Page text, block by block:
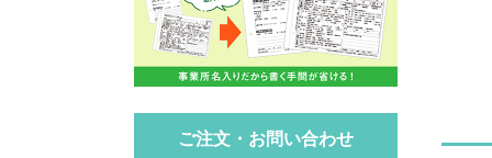
ご注文・お問い合わせ